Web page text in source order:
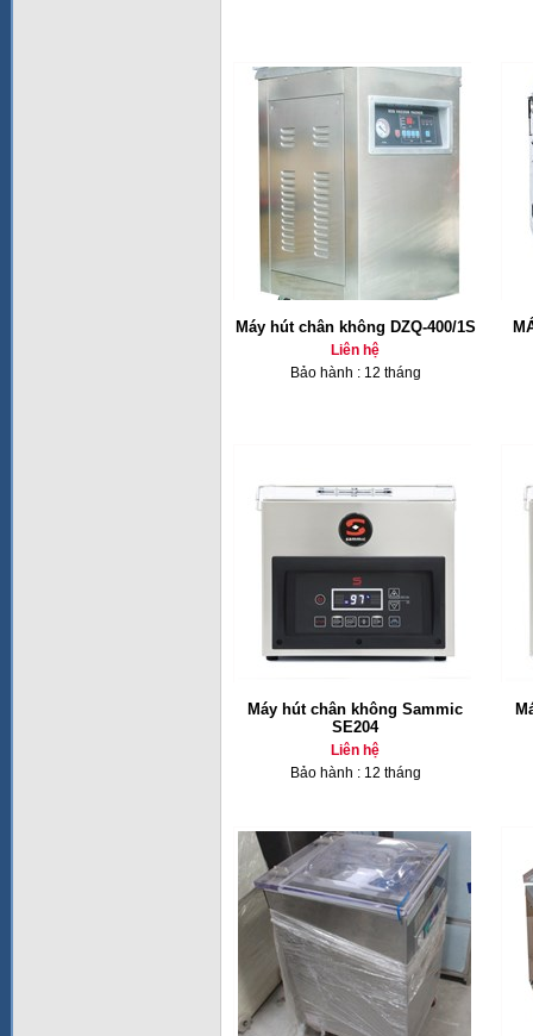
Máy hút chân không DZQ-400/1S
Liên hệ
Bảo hành : 12 tháng
Máy hút chân không Sammic
SE204
Liên hệ
Bảo hành : 12 tháng